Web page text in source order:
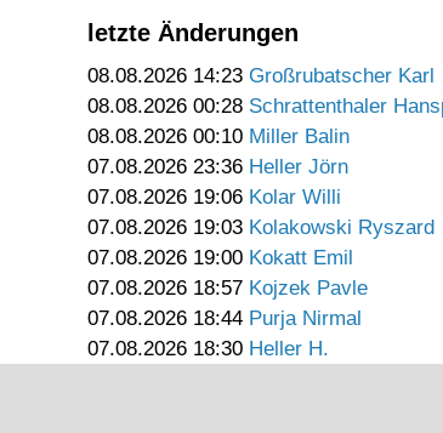
letzte Änderungen
08.08.2026 14:23 Großrubatscher Karl
08.08.2026 00:28 Schrattenthaler
08.08.2026 00:10 Miller Balin
07.08.2026 23:36 Heller Jörn
07.08.2026 19:06 Kolar Willi
07.08.2026 19:03 Kolakowski Ryszard
07.08.2026 19:00 Kokatt Emil
07.08.2026 18:57 Kojzek Pavle
07.08.2026 18:44 Purja Nirmal
07.08.2026 18:30 Heller H.